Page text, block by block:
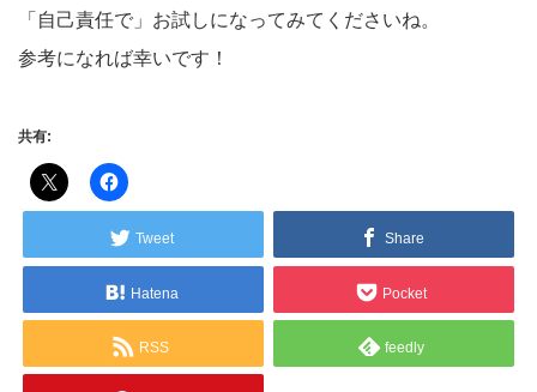
「自己責任で」お試しになってみてくださいね。
参考になれば幸いです！
共有:
Tweet Share
Hatena Pocket
RSS feedly